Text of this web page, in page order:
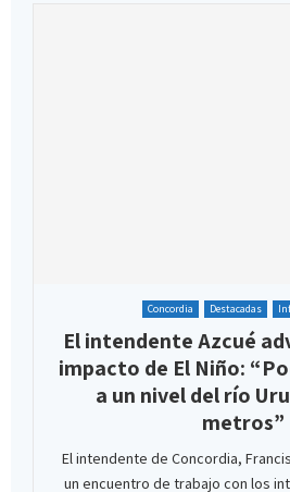
Concordia Destacadas
El intendente Azcué
impacto de El Niño:
a un nivel del río
metros”
El intendente de Concordia,
un encuentro de trabajo con los